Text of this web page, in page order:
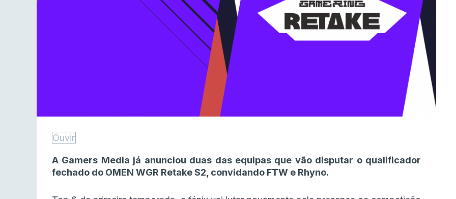
Ouvir
A Gamers Media já anunciou duas das equipas que vão disputar o qualificador
fechado do OMEN WGR Retake S2, convidando FTW e Rhyno.